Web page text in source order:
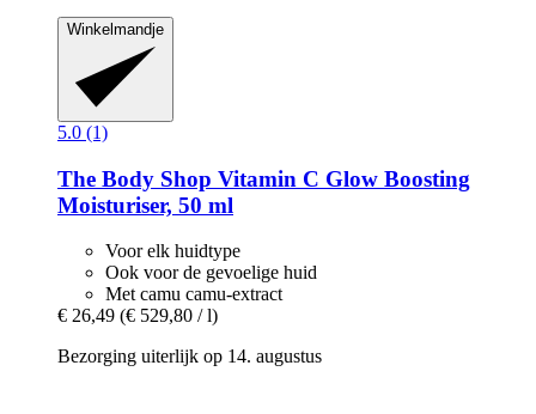
Winkelmandje
5.0 (1)
The Body Shop Vitamin C Glow Boosting
Moisturiser, 50 ml
Voor elk huidtype
Ook voor de gevoelige huid
Met camu camu-extract
€ 26,49 (€ 529,80 / l)
Bezorging uiterlijk op 14. augustus